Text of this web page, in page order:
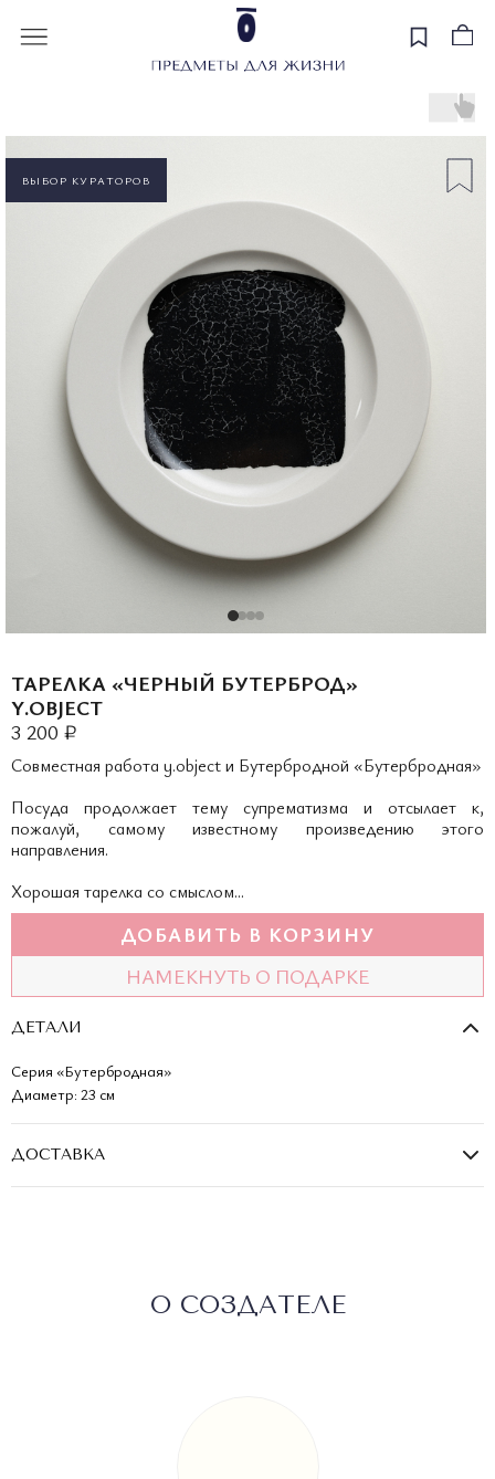
ТАРЕЛКА «ЧЕРНЫЙ БУТЕРБРОД»
Y.OBJECT
3 200 ₽
Совместная работа y.object и Бутербродной «Бутербродная»
Посуда продолжает тему супрематизма и отсылает к,
пожалуй, самому известному произведению этого
направления.
Хорошая тарелка со смыслом...
ДОБАВИТЬ В КОРЗИНУ
НАМЕКНУТЬ О ПОДАРКЕ
ДЕТАЛИ
Серия «Бутербродная»
Диаметр: 23 см
ДОСТАВКА
Самовывоз: Москва, Калашный пер., 5.
ВЫБОР КУРАТОРОВ
О СОЗДАТЕЛЕ